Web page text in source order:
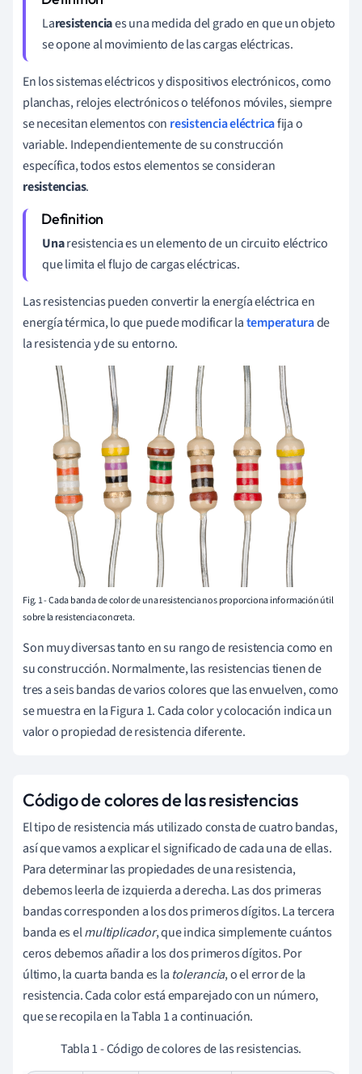
Laresistenciaes una medida del grado en que un objeto
se opone al movimiento de las cargas eléctricas.
En los sistemas eléctricos y dispositivos electrónicos, como
planchas, relojes electrónicos o teléfonos móviles, siempre
se necesitan elementos con resistencia eléctricafija o
variable. Independientemente de su construcción
específica, todos estos elementos se consideran
resistencias.
Unaresistencia es un elemento de un circuito eléctrico
que limita el flujo de cargas eléctricas.
Las resistencias pueden convertir la energía eléctrica en
energía térmica, lo que puede modificar latemperaturade
la resistencia y de su entorno.
Fig. 1 - Cada banda de color de una resistencia nos proporciona información útil
sobre la resistencia concreta.
Son muy diversas tanto en su rango de resistencia como en
su construcción. Normalmente, las resistencias tienen de
tres a seis bandas de varios colores que las envuelven, como
se muestra en la Figura 1. Cada color y colocación indica un
valor o propiedad de resistencia diferente.
Código de colores de las resistencias
El tipo de resistencia más utilizado consta de cuatro bandas,
así que vamos a explicar el significado de cada una de ellas.
Para determinar las propiedades de una resistencia,
debemos leerla de izquierda a derecha. Las dos primeras
bandas corresponden a los dos primeros dígitos. La tercera
banda es elmultiplicador, que indica simplemente cuántos
ceros debemos añadir a los dos primeros dígitos. Por
último, la cuarta banda es la tolerancia, o el error de la
resistencia. Cada color está emparejado con un número,
que se recopila en la Tabla 1 a continuación.
Tabla 1 - Código de colores de las resistencias.